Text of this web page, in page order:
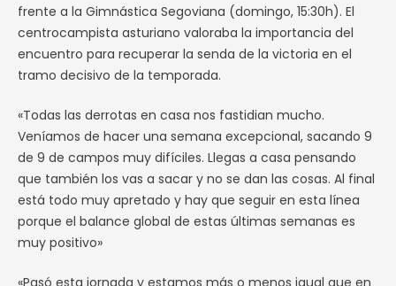
frente a la Gimnástica Segoviana (domingo, 15:30h). El
centrocampista asturiano valoraba la importancia del
encuentro para recuperar la senda de la victoria en el
tramo decisivo de la temporada.
«Todas las derrotas en casa nos fastidian mucho.
Veníamos de hacer una semana excepcional, sacando 9
de 9 de campos muy difíciles. Llegas a casa pensando
que también los vas a sacar y no se dan las cosas. Al final
está todo muy apretado y hay que seguir en esta línea
porque el balance global de estas últimas semanas es
muy positivo»
«Pasó esta jornada y estamos más o menos igual que en